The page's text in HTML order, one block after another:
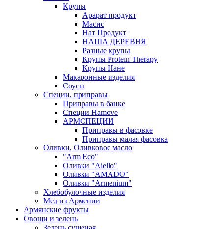
Крупы
Арарат продукт
Масис
Нат Продукт
НАША ДЕРЕВНЯ
Разные крупы
Крупы Protein Therapy
Крупы Нане
Макаронные изделия
Соусы
Специи, приправы
Приправы в банке
Специи Hamove
АРМСПЕЦИИ
Приправы в фасовке
Приправы малая фасовка
Оливки, Оливковое масло
"Arm Eco"
Оливки "Aiello"
Оливки "AMADO"
Оливки "Armenium"
Хлебобулочные изделия
Мед из Армении
Армянские фрукты
Овощи и зелень
Зелень сушеная